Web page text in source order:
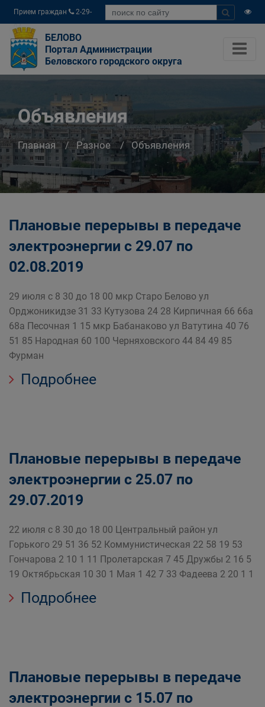
Прием граждан
2-29-
04
БЕЛОВО
Портал Администрации
Беловского городского округа
Объявления
Главная Разное Объявления
Плановые перерывы в передаче
электроэнергии c 29.07 по
02.08.2019
29 июля с 8 30 до 18 00 мкр Старо Белово ул
Орджоникидзе 31 33 Кутузова 24 28 Кирпичная 66 66а
68а Песочная 1 15 мкр Бабанаково ул Ватутина 40 76
51 85 Народная 60 100 Черняховского 44 84 49 85
Фурман
Подробнее
Плановые перерывы в передаче
электроэнергии с 25.07 по
29.07.2019
22 июля с 8 30 до 18 00 Центральный район ул
Горького 29 51 36 52 Коммунистическая 22 58 19 53
Гончарова 2 10 1 11 Пролетарская 7 45 Дружбы 2 16 5
19 Октябрьская 10 30 1 Мая 1 42 7 33 Фадеева 2 20 1 1
Подробнее
Плановые перерывы в передаче
электроэнергии с 15.07 по